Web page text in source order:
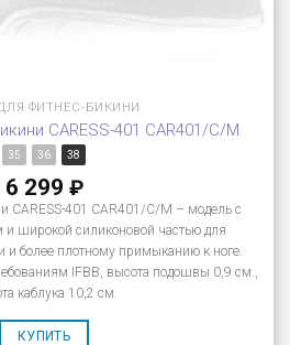
ФИТНЕС-БИКИНИ
CARESS-401 CAR401/C/M
35 36 38
6 299 ₽
CARESS-401 CAR401/C/M – модель с
широкой силиконовой частью для
и более плотному примыканию к ноге.
IFBB, высота подошвы 0,9 см.,
каблука 10,2 см.
КУПИТЬ